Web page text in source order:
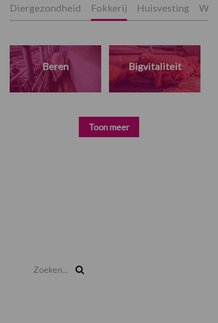
Diergezondheid Fokkerij Huisvesting
Beren Bigvitaliteit
Toon meer